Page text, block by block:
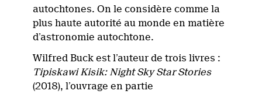
autochtones. On le considère comme la
plus haute autorité au monde en matière
d’astronomie autochtone.
Wilfred Buck est l’auteur de trois livres :
Tipiskawi Kisik: Night Sky Star Stories
(2018), l’ouvrage en partie